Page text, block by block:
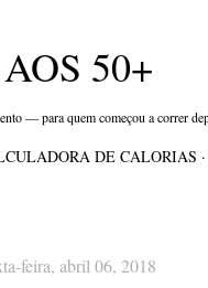
50+
— para quem começou a correr
DE CALORIAS
feira, abril 06, 2018